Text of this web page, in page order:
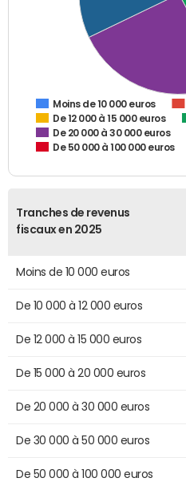
Moins de 10 000 euros
De 12 000 à 15 000 euros
De 20 000 à 30 000 euros
De 50 000 à 100 000 euros
Tranches de revenus
fiscaux en 2025
Moins de 10 000 euros
De 10 000 à 12 000 euros
De 12 000 à 15 000 euros
De 15 000 à 20 000 euros
De 20 000 à 30 000 euros
De 30 000 à 50 000 euros
De 50 000 à 100 000 euros